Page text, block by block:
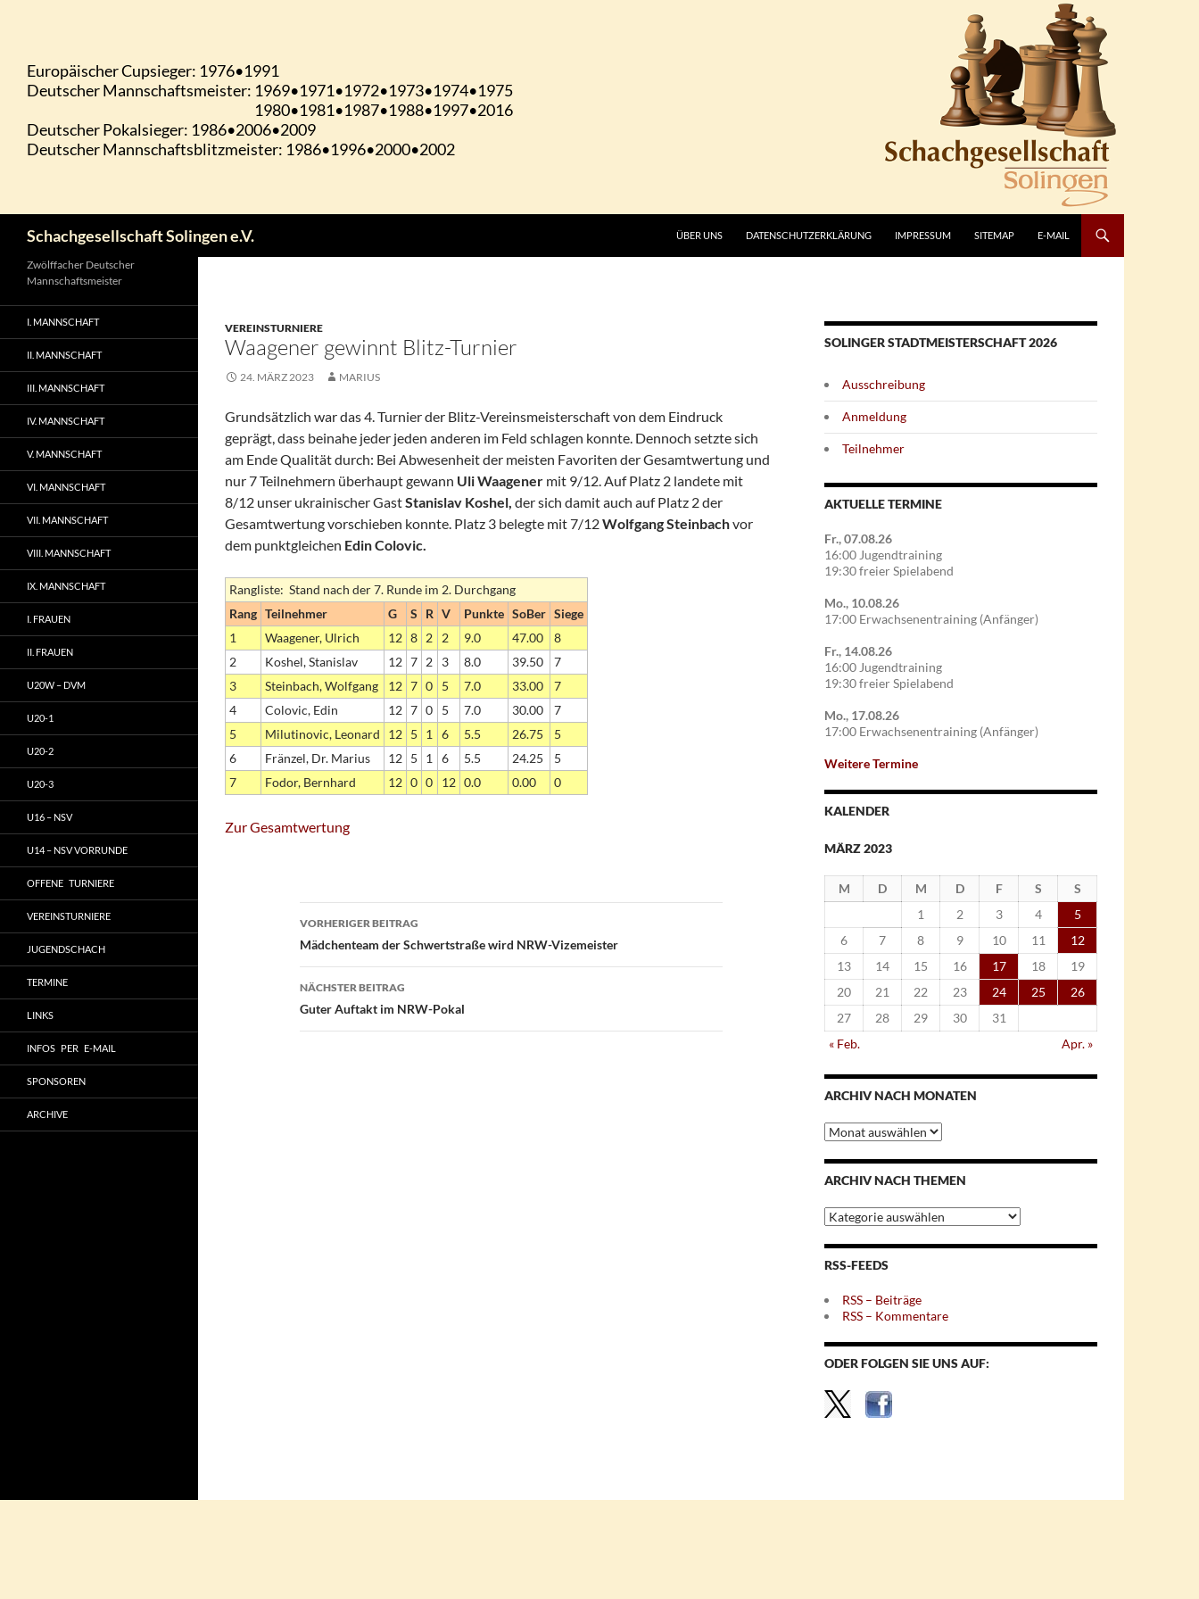
Schachgesellschaft Solingen e.V. ÜBER UNS DATENSCHUTZERKLÄRUNG IMPRESSUM SITEMAP E-MAIL
VEREINSTURNIERE
Waagener gewinnt Blitz-Turnier
24. MÄRZ 2023 MARIUS
Grundsätzlich war das 4. Turnier der Blitz-Vereinsmeisterschaft von dem Eindruck
geprägt, dass beinahe jeder jeden anderen im Feld schlagen konnte. Dennoch setzte sich
am Ende Qualität durch: Bei Abwesenheit der meisten Favoriten der Gesamtwertung und
nur 7 Teilnehmern überhaupt gewann Uli Waagener mit 9/12. Auf Platz 2 landete mit
8/12 unser ukrainischer GastStanislav Koshel, der sich damit auch auf Platz 2 der
Gesamtwertung vorschieben konnte. Platz 3 belegte mit 7/12Wolfgang Steinbachvor
dem punktgleichen Edin Colovic.
Rangliste: Stand nach der 7. Runde im 2. Durchgang
Rang Teilnehmer G S R V Punkte SoBer Siege
1
Waagener, Ulrich 12 8 2 2 9.0 47.00
8
2
Koshel, Stanislav 12 7 2 3 8.0 39.50
7
3
Steinbach, Wolfgang 12 7 0 5 7.0 33.00
7
4
Colovic, Edin 12 7 0 5 7.0 30.00
7
5
Milutinovic, Leonard 12 5 1 6 5.5 26.75
5
6
Fränzel, Dr. Marius 12 5 1 6 5.5 24.25
5
7
Fodor, Bernhard 12 0 0 12 0.0 0.00 0
Zur Gesamtwertung
Beitragsnavigation
VORHERIGER BEITRAG
Mädchenteam der Schwertstraße wird NRW-Vizemeister
NÄCHSTER BEITRAG
Guter Auftakt im NRW-Pokal
SOLINGER STADTMEISTERSCHAFT 2026
Ausschreibung
Anmeldung
Teilnehmer
AKTUELLE TERMINE
Fr., 07.08.26
16:00 Jugendtraining
19:30 freier Spielabend
Mo., 10.08.26
17:00 Erwachsenentraining (Anfänger)
Fr., 14.08.26
16:00 Jugendtraining
19:30 freier Spielabend
Mo., 17.08.26
17:00 Erwachsenentraining (Anfänger)
Weitere Termine
KALENDER
MÄRZ 2023
M D M D F S
S
1
2 3 4
5
6
7 8 9 10 11
12
13
14 15 16 17 18
19
20
21 22 23 24 25
26
27
28 29 30
31
« Feb.
Apr. »
ARCHIV NACH MONATEN
Archiv
nach
Monaten
ARCHIV NACH THEMEN
Archiv
nach
Themen
RSS-FEEDS
RSS – Beiträge
RSS – Kommentare
ODER FOLGEN SIE UNS AUF:
Zwölffacher Deutscher
Mannschaftsmeister
I. MANNSCHAFT
II. MANNSCHAFT
III. MANNSCHAFT
IV. MANNSCHAFT
V. MANNSCHAFT
VI. MANNSCHAFT
VII. MANNSCHAFT
VIII. MANNSCHAFT
IX. MANNSCHAFT
I. FRAUEN
II. FRAUEN
U20W – DVM
U20-1
U20-2
U20-3
U16 – NSV
U14 – NSV VORRUNDE
OFFENE TURNIERE
VEREINSTURNIERE
JUGENDSCHACH
TERMINE
LINKS
INFOS PER E-MAIL
SPONSOREN
ARCHIVE